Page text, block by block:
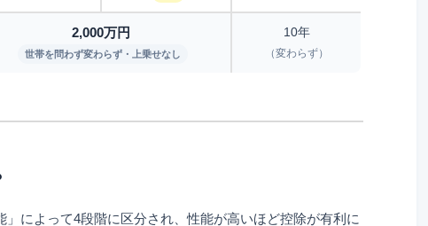
2,000万円
世帯を問わず変わらず・上乗せなし
10年
（変わらず）
によって4段階に区分され、性能が高いほど控除が有利に